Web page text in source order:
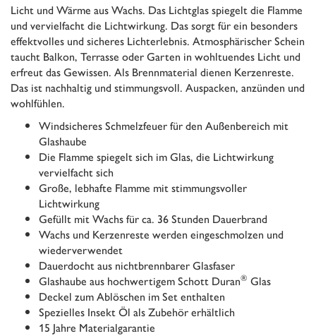
Licht und Wärme aus Wachs. Das Lichtglas spiegelt die Flamme
und vervielfacht die Lichtwirkung. Das sorgt für ein besonders
effektvolles und sicheres Lichterlebnis. Atmosphärischer Schein
taucht Balkon, Terrasse oder Garten in wohltuendes Licht und
erfreut das Gewissen. Als Brennmaterial dienen Kerzenreste.
Das ist nachhaltig und stimmungsvoll. Auspacken, anzünden und
wohlfühlen.
Windsicheres Schmelzfeuer für den Außenbereich mit
Glashaube
Die Flamme spiegelt sich im Glas, die Lichtwirkung
vervielfacht sich
Große, lebhafte Flamme mit stimmungsvoller
Lichtwirkung
Gefüllt mit Wachs für ca. 36 Stunden Dauerbrand
Wachs und Kerzenreste werden eingeschmolzen und
wiederverwendet
Dauerdocht aus nichtbrennbarer Glasfaser
Glashaube aus hochwertigem Schott Duran® Glas
Deckel zum Ablöschen im Set enthalten
Spezielles Insekt Öl als Zubehör erhältlich
15 Jahre Materialgarantie